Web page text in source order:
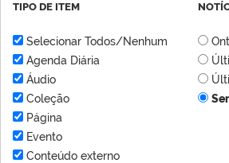
TIPO DE ITEM
Selecionar Todos/Nenhum
Agenda Diária
Áudio
Coleção
Página
Evento
Conteúdo externo